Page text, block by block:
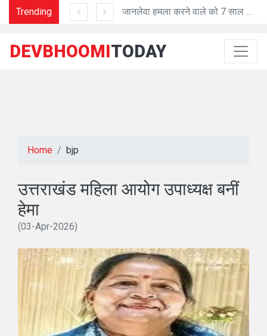
Trending 'प्रशासनिक काम में तेजी व शुद्धता में मददगार है Al तकनीक' जानलेवा हमला करने वाले को 7 साल की सजा
DEVBHOOMITODAY
Home bjp
उत्तराखंड महिला आयोग उपाध्यक्ष बनीं
हेमा
(03-Apr-2026)